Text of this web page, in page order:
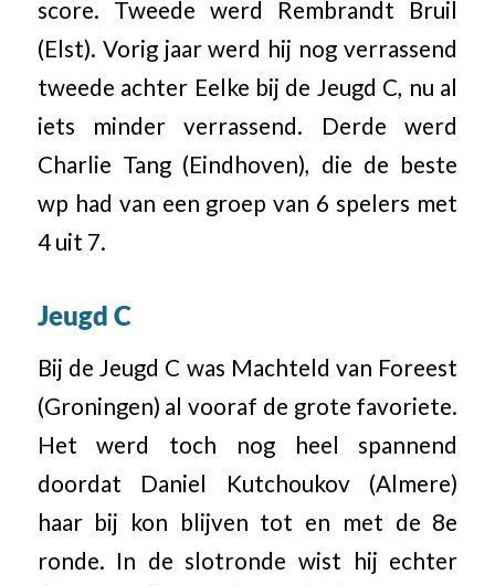
score. Tweede werd Rembrandt Bruil
(Elst). Vorig jaar werd hij nog verrassend
tweede achter Eelke bij de Jeugd C, nu al
iets minder verrassend. Derde werd
Charlie Tang (Eindhoven), die de beste
wp had van een groep van 6 spelers met
4 uit 7.
Jeugd C
Bij de Jeugd C was Machteld van Foreest
(Groningen) al vooraf de grote favoriete.
Het werd toch nog heel spannend
doordat Daniel Kutchoukov (Almere)
haar bij kon blijven tot en met de 8e
ronde. In de slotronde wist hij echter